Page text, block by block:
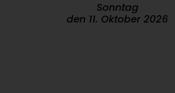
Sonntag
den 11. Oktober 2026